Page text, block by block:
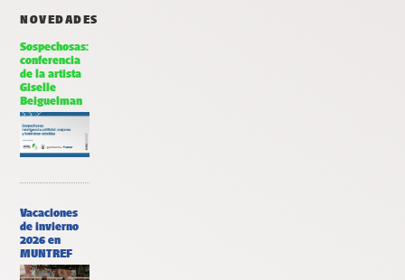
NOVEDADES
Sospechosas:
conferencia
de la artista
Giselle
Beiguelman
Vacaciones
de invierno
2026 en
MUNTREF